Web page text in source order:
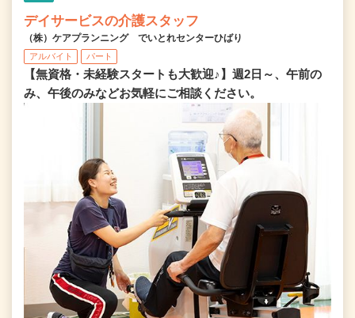
デイサービスの介護スタッフ
（株）ケアプランニング でいとれセンターひばり
アルバイト パート
【無資格・未経験スタートも大歓迎♪】週2日～、午前の
み、午後のみなどお気軽にご相談ください。